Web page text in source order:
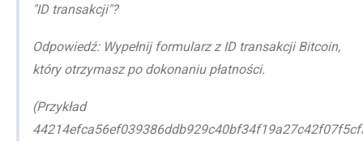
"ID transakcji"?
Odpowiedź: Wypełnij formularz z ID transakcji Bitcoin,
który otrzymasz po dokonaniu płatności.
(Przykład